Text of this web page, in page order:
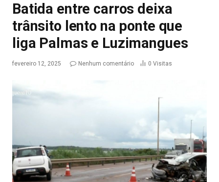
Batida entre carros deixa
trânsito lento na ponte que
liga Palmas e Luzimangues
fevereiro 12, 2025 Nenhum comentário 0 Visitas